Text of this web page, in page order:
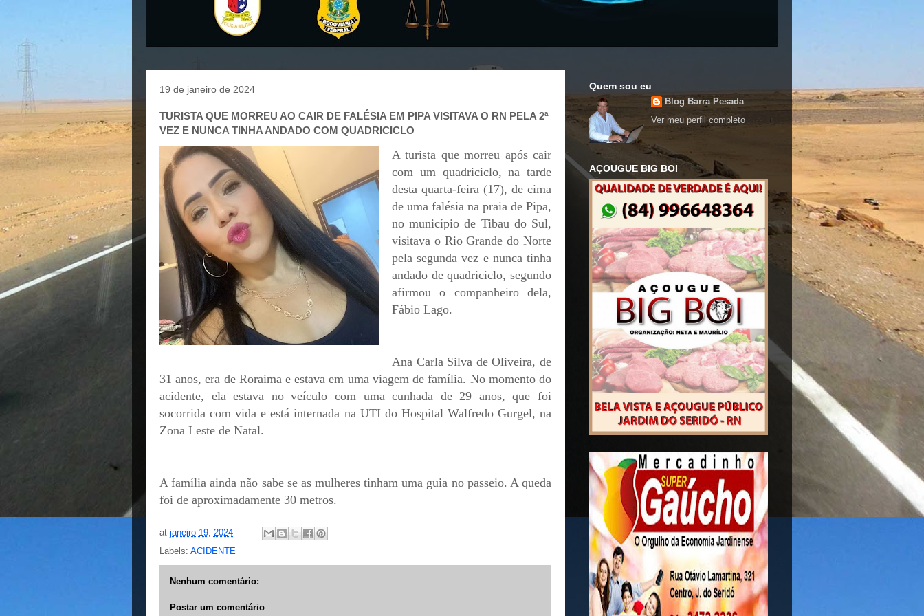
19 de janeiro de 2024
TURISTA QUE MORREU AO CAIR DE FALÉSIA EM PIPA VISITAVA O RN PELA 2ª
VEZ E NUNCA TINHA ANDADO COM QUADRICICLO
A turista que morreu após cair
com um quadriciclo, na tarde
desta quarta-feira (17), de cima
de uma falésia na praia de Pipa,
no município de Tibau do Sul,
visitava o Rio Grande do Norte
pela segunda vez e nunca tinha
andado de quadriciclo, segundo
afirmou o companheiro dela,
Fábio Lago.
Ana Carla Silva de Oliveira, de
31 anos, era de Roraima e estava em uma viagem de família. No momento do
acidente, ela estava no veículo com uma cunhada de 29 anos, que foi
socorrida com vida e está internada na UTI do Hospital Walfredo Gurgel, na
Zona Leste de Natal.
A família ainda não sabe se as mulheres tinham uma guia no passeio. A queda
foi de aproximadamente 30 metros.
at janeiro 19, 2024
Labels: ACIDENTE
Nenhum comentário:
Postar um comentário
Quem sou eu
Blog Barra Pesada
Ver meu perfil completo
AÇOUGUE BIG BOI